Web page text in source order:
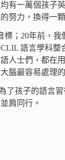
有一萬個孩子
努力，換得一
；20年前，我
語言學科整
人士們，都在
腦最容易處理
了孩子的語言
肩同行。